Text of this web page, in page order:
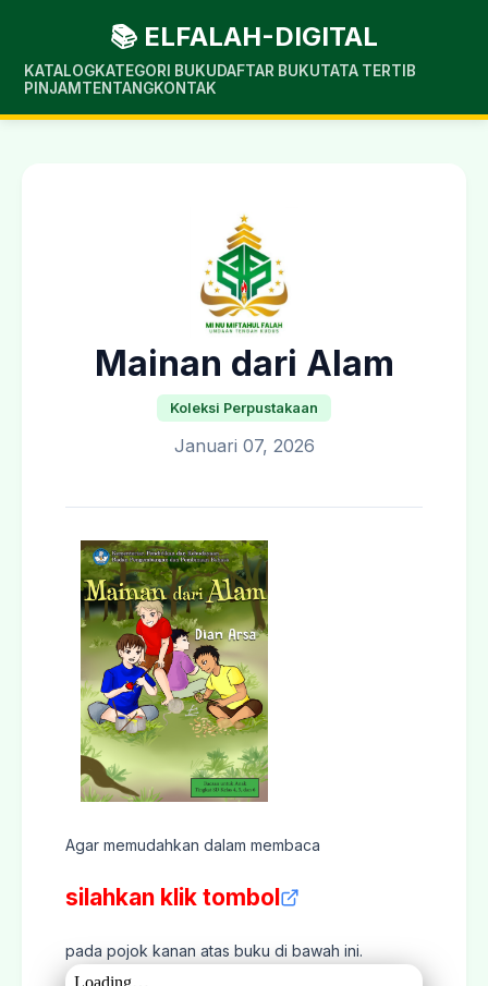
📚 ELFALAH-DIGITAL
KATALOGKATEGORI BUKUDAFTAR BUKUTATA TERTIB
PINJAM TENTANGKONTAK
Mainan dari Alam
Koleksi Perpustakaan
Januari 07, 2026
Agar memudahkan dalam membaca
silahkan klik tombol
pada pojok kanan atas buku di bawah ini.